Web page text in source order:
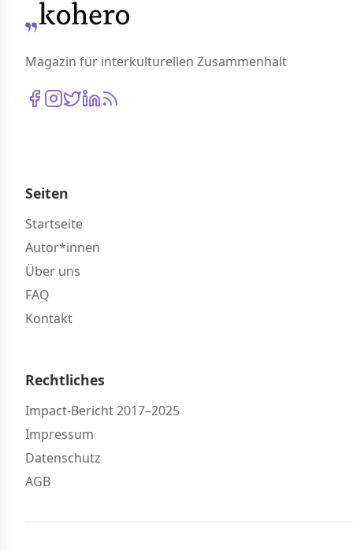
Magazin für interkulturellen Zusammenhalt
Seiten
Startseite
Autor*innen
Über uns
FAQ
Kontakt
Rechtliches
Impact-Bericht 2017–2025
Impressum
Datenschutz
AGB